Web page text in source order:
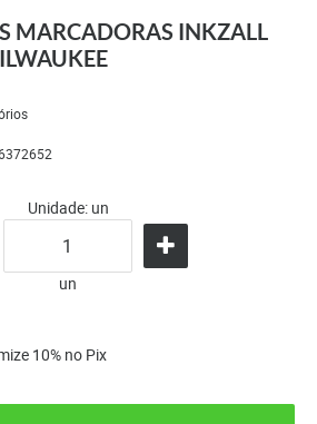
MARCADORAS INKZALL
Unidade: un
un
10% no Pix